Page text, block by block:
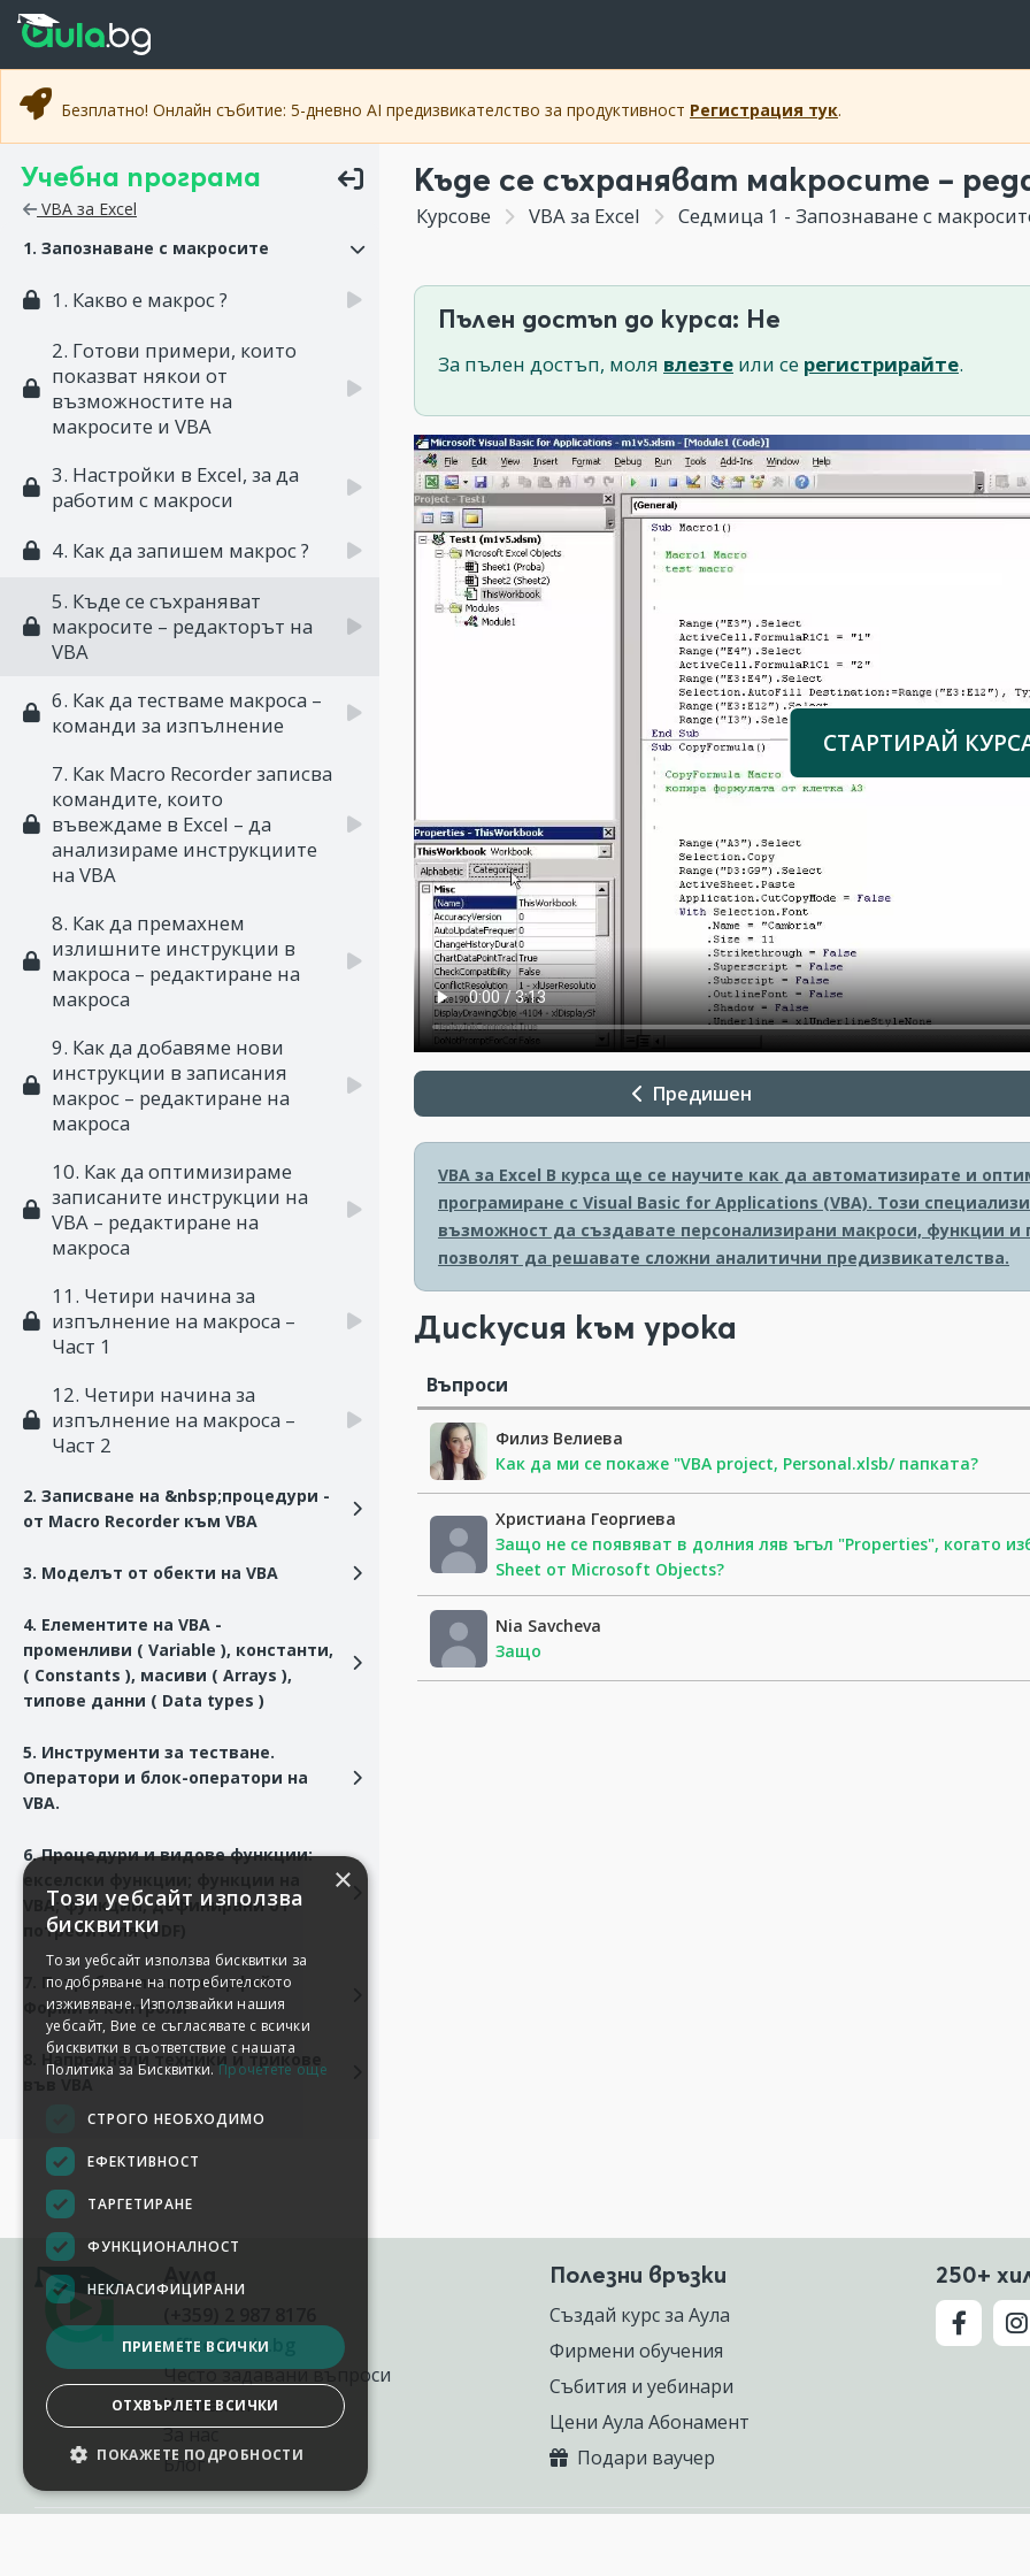
Прескочи към основното съдържание
Прескочи към навигацията
Безплатно! Онлайн събитие: 5-дневно AI предизвикателство за продуктивност Регистрация тук.
Учебна програма
VBA за Excel
1. Запознаване с макросите
1. Какво е макрос ?
2. Готови примери, които
показват някои от
възможностите на
макросите и VBA
3. Настройки в Excel, за да
работим с макроси
4. Как да запишем макрос ?
5. Къде се съхраняват
макросите – редакторът на
VBA
6. Как да тестваме макроса –
команди за изпълнение
7. Как Macro Recorder записва
командите, които
въвеждаме в Excel – да
анализираме инструкциите
на VBA
8. Как да премахнем
излишните инструкции в
макроса – редактиране на
макроса
9. Как да добавяме нови
инструкции в записания
макрос – редактиране на
макроса
10. Как да оптимизираме
записаните инструкции на
VBA – редактиране на
макроса
11. Четири начина за
изпълнение на макроса –
Част 1
12. Четири начина за
изпълнение на макроса –
Част 2
2. Записване на &nbsp;процедури -
от Macro Recorder към VBA
3. Моделът от обекти на VBA
4. Елементите на VBA -
променливи ( Variable ), константи,
( Constants ), масиви ( Arrays ),
типове данни ( Data types )
5. Инструменти за тестване.
Оператори и блок-оператори на
VBA.
6. Процедури и видове функции:
екселски функции; функции на
VBA; функции, дефинирани от
потребителя (UDF)
7. Потребителски интерфейс.
Форми и контроли
8. Напреднали техники и трикове
Къде се съхраняват макросите –
Курсове VBA за Excel Седмица 1 - Запознаване с
Пълен достъп до курса: Не
За пълен достъп, моля влезте или се регистрирайте.
СТАРТИРАЙ
Предишен
VBA за Excel В курса ще се научите как да автоматизирате и
програмиране с Visual Basic for Applications (VBA). Този
възможност да създавате персонализирани макроси, функции
позволят да решавате сложни аналитични предизвикателства.
Дискусия към урока
Въпроси
Филиз Велиева
Как да ми се покаже "VBA project, Personal.xlsb/ папката?
Христиана Георгиева
Защо не се появяват в долния ляв ъгъл "Properties", когато
Sheet от Microsoft Objects?
Nia Savcheva
Защо
office@aula.bg
Често задавани въпроси
Контакти
За нас
Блог
Полезни връзки
Създай курс за Аула
Фирмени обучения
Събития и уебинари
Цени Аула Абонамент
Подари ваучер
250+
×
Този уебсайт използва
бисквитки
Този уебсайт използва бисквитки за
подобряване на потребителското
изживяване. Използвайки нашия
уебсайт, Вие се съгласявате с всички
бисквитки в съответствие с нашата
Политика за Бисквитки. Прочетете още
СТРОГО НЕОБХОДИМО
ЕФЕКТИВНОСТ
ТАРГЕТИРАНЕ
ФУНКЦИОНАЛНОСТ
НЕКЛАСИФИЦИРАНИ
ПРИЕМЕТЕ ВСИЧКИ
ОТХВЪРЛЕТЕ ВСИЧКИ
ПОКАЖЕТЕ ПОДРОБНОСТИ